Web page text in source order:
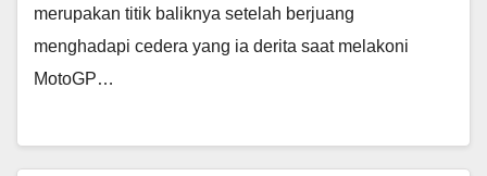
merupakan titik baliknya setelah berjuang
menghadapi cedera yang ia derita saat melakoni
MotoGP…